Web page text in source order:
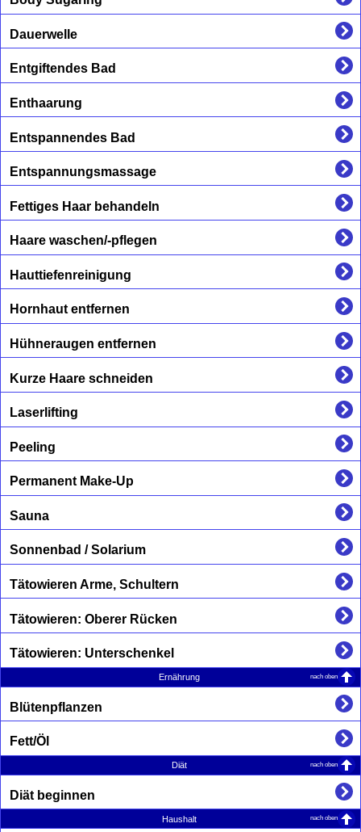
Dauerwelle
Entgiftendes Bad
Enthaarung
Entspannendes Bad
Entspannungsmassage
Fettiges Haar behandeln
Haare waschen/-pflegen
Hauttiefenreinigung
Hornhaut entfernen
Hühneraugen entfernen
Kurze Haare schneiden
Laserlifting
Peeling
Permanent Make-Up
Sauna
Sonnenbad / Solarium
Tätowieren Arme, Schultern
Tätowieren: Oberer Rücken
Tätowieren: Unterschenkel
Ernährung nach oben
Blütenpflanzen
Fett/Öl
Diät nach oben
Diät beginnen
Haushalt nach oben